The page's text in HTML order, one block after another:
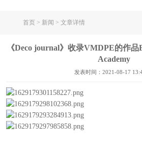
首页 > 新闻 > 文章详情
《Deco journal》收录VMDPE的作
Academy
发表时间：2021-08-17